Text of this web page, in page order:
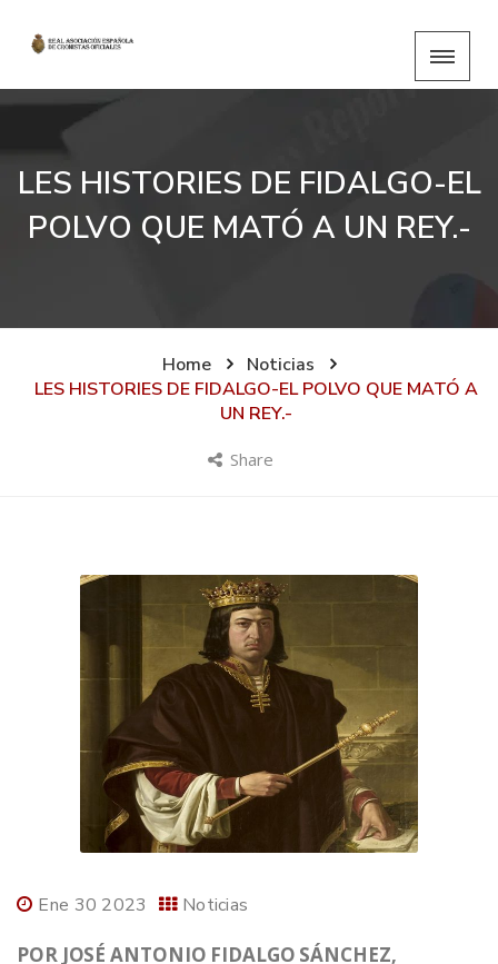
LES HISTORIES DE FIDALGO-EL
POLVO QUE MATÓ A UN REY.-
Home
Noticias
LES HISTORIES DE FIDALGO-EL POLVO QUE MATÓ A
UN REY.-
Share
Ene 30 2023 Noticias
POR JOSÉ ANTONIO FIDALGO SÁNCHEZ,